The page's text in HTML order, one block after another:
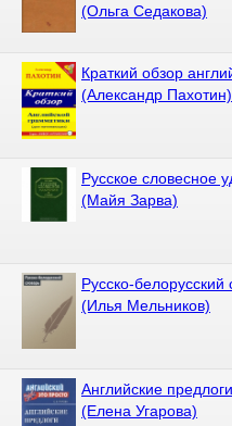
(Ольга Седакова)
Краткий обзор
(Александр Пахотин)
Русское словесное
(Майя Зарва)
Русско-белорусский
(Илья Мельников)
Английские предлоги
(Елена Угарова)